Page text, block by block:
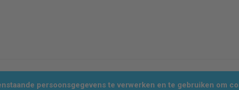
persoonsgegevens te verwerken en te gebruiken om